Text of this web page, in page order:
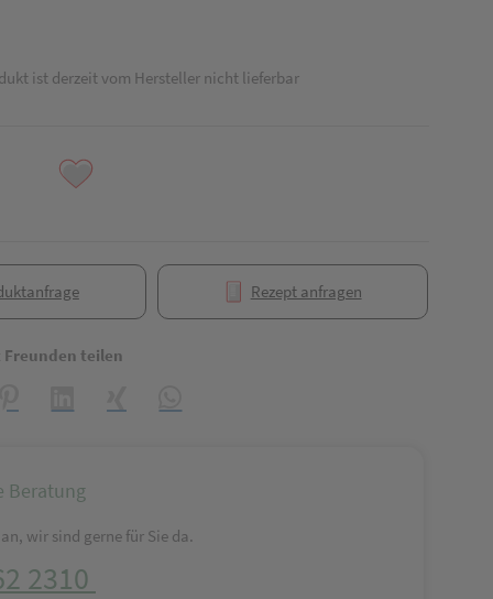
ist derzeit vom Hersteller nicht lieferbar
Rezept anfragen
teilen
Beratung
wir sind gerne für Sie da.
2310